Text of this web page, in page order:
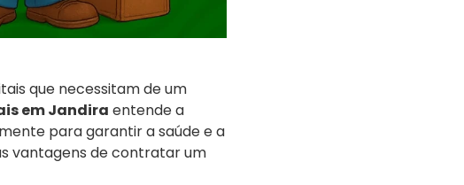
que necessitam de um
em Jandira entende a
para garantir a saúde e a
vantagens de contratar um